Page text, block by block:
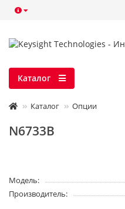
Каталог
Каталог Опции
N6733B
Модель:
Производитель: